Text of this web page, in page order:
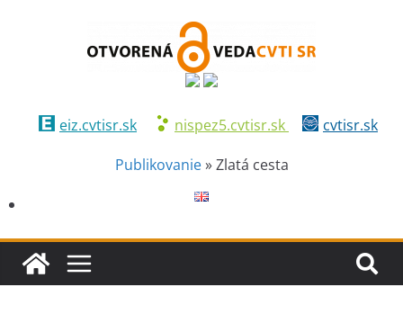
eiz.cvtisr.sk nispez5.cvtisr.sk
cvtisr.sk
Publikovanie »Zlatá cesta